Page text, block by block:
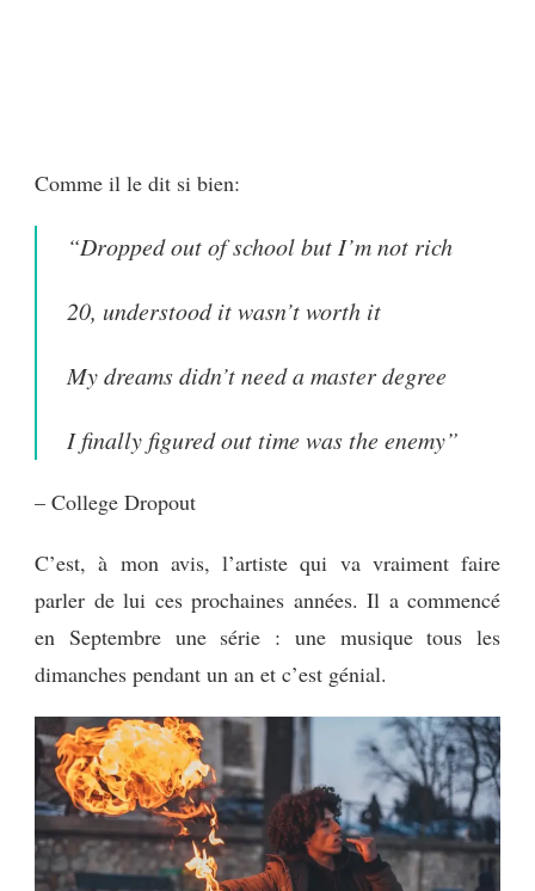
Comme il le dit si bien:
“Dropped out of school but I’m not rich
20, understood it wasn’t worth it
My dreams didn’t need a master degree
I finally figured out time was the enemy”
– College Dropout
C’est, à mon avis, l’artiste qui va vraiment faire
parler de lui ces prochaines années. Il a commencé
en Septembre une série : une musique tous les
dimanches pendant un an et c’est génial.